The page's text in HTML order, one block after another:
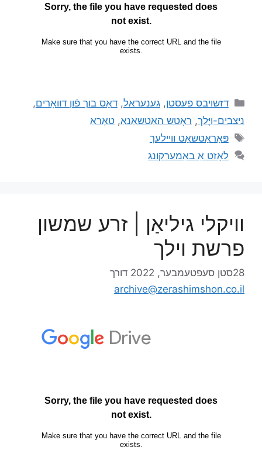
דזשויבס פעסטן,גענעראל,דאָס בוך פֿון דוואַרים,
ניצבים-וַיֶּלך, ראָטש האַטשאַנאַ, טאָראַ
פּאַראַטשאַט וויילעך
לאָזט אַ באַמערקונג
וויקלי גיליאַן | זרע שמשון
פרשת וילך
28סטן סעפטעמבער, 2022
דורך
archive@zerashimshon.co.il